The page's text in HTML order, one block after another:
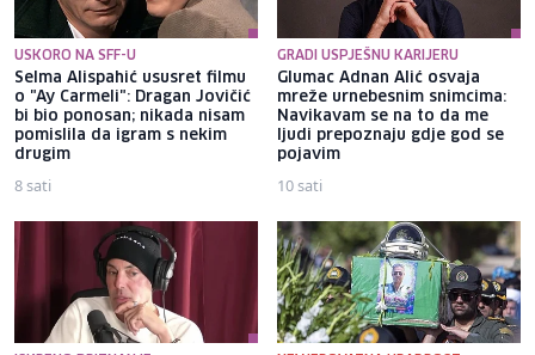
USKORO NA SFF-U
Selma Alispahić ususret filmu
o "Ay Carmeli": Dragan Jovičić
bi bio ponosan; nikada nisam
pomislila da igram s nekim
drugim
8 sati
GRADI USPJEŠNU KARIJERU
Glumac Adnan Alić osvaja
mreže urnebesnim snimcima:
Navikavam se na to da me
ljudi prepoznaju gdje god se
pojavim
10 sati